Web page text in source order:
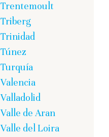
Trentemoult
Triberg
Trinidad
Túnez
Turquía
Valencia
Valladolid
Valle de Aran
Valle del Loira